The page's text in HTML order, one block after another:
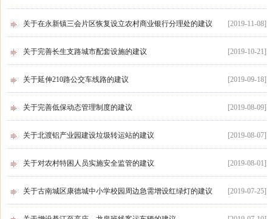
关于在永新镇三会片区恢复设立农村商业银行分理处的建议 [2019-11-08]
关于完善长生支路城市配套设施的建议 [2019-10-21]
关于延伸210路公交车线路的建议 [2019-09-18]
关于完善低保动态管理制度的建议 [2019-08-09]
关于北渡铝产业园建设垃圾转运站的建议 [2019-08-07]
关于对农村特困人员实施安全监管的建议 [2019-08-01]
关于古南城区康德城中小学校园周边急需增设红绿灯的建议 [2019-07-25]